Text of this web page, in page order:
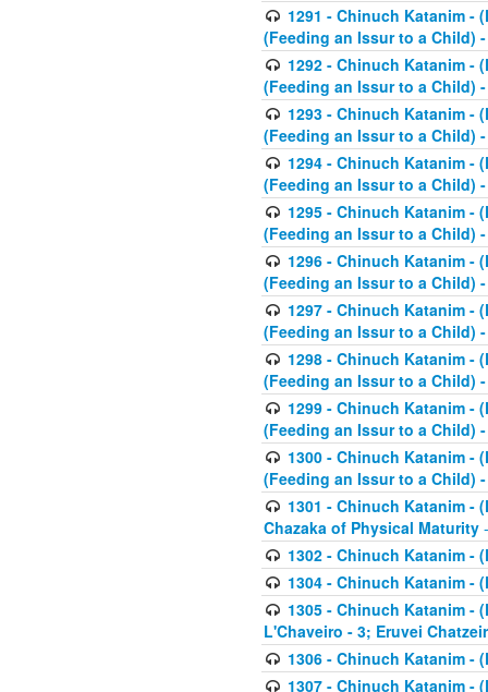
1291 - Chinuch Katanim -
(Feeding an Issur to a Child)
1292 - Chinuch Katanim -
(Feeding an Issur to a Child)
1293 - Chinuch Katanim -
(Feeding an Issur to a Child)
1294 - Chinuch Katanim -
(Feeding an Issur to a Child)
1295 - Chinuch Katanim -
(Feeding an Issur to a Child)
1296 - Chinuch Katanim -
(Feeding an Issur to a Child)
1297 - Chinuch Katanim -
(Feeding an Issur to a Child)
1298 - Chinuch Katanim -
(Feeding an Issur to a Child)
1299 - Chinuch Katanim -
(Feeding an Issur to a Child)
1300 - Chinuch Katanim -
(Feeding an Issur to a Child)
1301 - Chinuch Katanim -
Chazaka of Physical Maturity
1302 - Chinuch Katanim -
1304 - Chinuch Katanim -
1305 - Chinuch Katanim -
L'Chaveiro - 3; Eruvei
1306 - Chinuch Katanim -
1307 - Chinuch Katanim -